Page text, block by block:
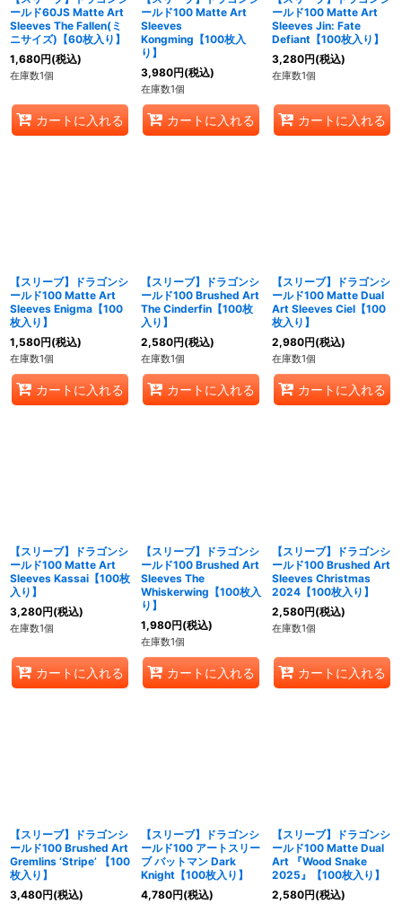
ールド60JS Matte Art
Sleeves The Fallen(ミ
ニサイズ)【60枚入り】
1,680円(税込)
在庫数1個
カートに入れる
ールド100 Matte Art
Sleeves
Kongming【100枚入
り】
3,980円(税込)
在庫数1個
カートに入れる
ールド100 Matte Art
Sleeves Jin: Fate
Defiant【100枚入り】
3,280円(税込)
在庫数1個
カートに入れる
【スリーブ】ドラゴンシ
ールド100 Matte Art
Sleeves Enigma【100
枚入り】
1,580円(税込)
在庫数1個
カートに入れる
【スリーブ】ドラゴンシ
ールド100 Brushed Art
The Cinderfin【100枚
入り】
2,580円(税込)
在庫数1個
カートに入れる
【スリーブ】ドラゴンシ
ールド100 Matte Dual
Art Sleeves Ciel【100
枚入り】
2,980円(税込)
在庫数1個
カートに入れる
【スリーブ】ドラゴンシ
ールド100 Matte Art
Sleeves Kassai【100枚
入り】
3,280円(税込)
在庫数1個
カートに入れる
【スリーブ】ドラゴンシ
ールド100 Brushed Art
Sleeves The
Whiskerwing【100枚入
り】
1,980円(税込)
在庫数1個
カートに入れる
【スリーブ】ドラゴンシ
ールド100 Brushed Art
Sleeves Christmas
2024【100枚入り】
2,580円(税込)
在庫数1個
カートに入れる
【スリーブ】ドラゴンシ
ールド100 Brushed Art
Gremlins ‘Stripe’ 【100
枚入り】
3,480円(税込)
【スリーブ】ドラゴンシ
ールド100 アートスリー
ブ バットマン Dark
Knight【100枚入り】
4,780円(税込)
【スリーブ】ドラゴンシ
ールド100 Matte Dual
Art 『Wood Snake
2025』【100枚入り】
2,580円(税込)